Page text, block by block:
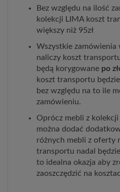
Bez względu na ilość
kolekcji LIMA koszt
większy niż 95zł
Wszystkie zamówienia
naliczy koszt
będą korygowane po
koszt transportu
bez względu na to ile
zamówieniu.
Oprócz mebli z
można dodać
różnych mebli z oferty
transportu nadal
to idealna okazja aby
zaoszczędzić na